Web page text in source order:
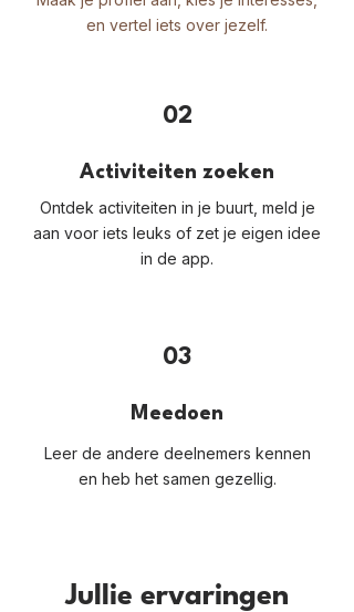
en vertel iets over jezelf.
02
Activiteiten zoeken
Ontdek activiteiten in je buurt, meld je
aan voor iets leuks of zet je eigen idee
in de app.
03
Meedoen
Leer de andere deelnemers kennen
en heb het samen gezellig.
Jullie ervaringen